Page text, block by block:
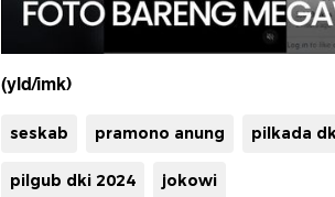
(yld/imk)
seskab pramono anung pilkada
pilgub dki 2024 jokowi